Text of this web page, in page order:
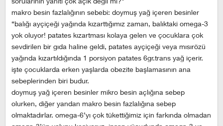
makro besin fazlalığının sebebi: doymuş yağ içeren besinler
“balığı ayçiçeği yağında kızarttığımız zaman, balıktaki omega-3
yok oluyor! patates kızartması kolaya gelen ve çocuklara çok
sevdirilen bir gıda haline geldi, patates ayçiçeği veya mısırözü
yağında kızartıldığında 1 porsiyon patates 6gr.trans yağ içerir.
işte çocuklarda erken yaşlarda obezite başlamasının ana
sebeplerinden biri budur.
doymuş yağ içeren besinler mikro besin açlığına sebep
olurken, diğer yandan makro besin fazlalığına sebep
olmaktadırlar. omega-6’yı çok tükettiğimiz için farkında olmadan